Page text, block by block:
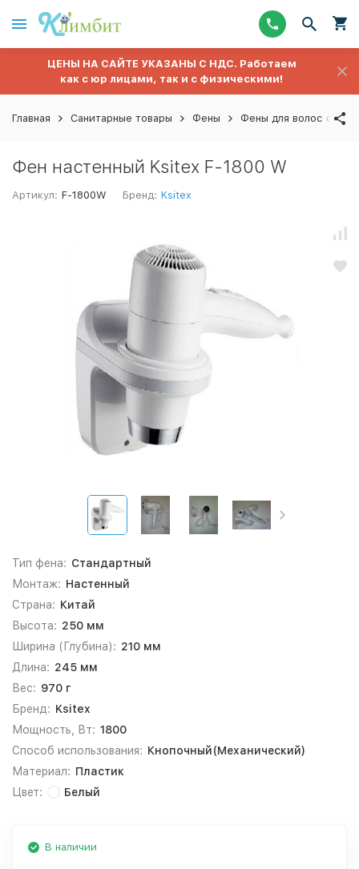
ЦЕНЫ НА САЙТЕ УКАЗАНЫ С НДС. Работаем
как с юр лицами, так и с физическими!
Главная Санитарные товары Фены Фены для волос
Фен настенный Ksitex F-1800 W
Артикул: F-1800W Бренд: Ksitex
Тип фена: Стандартный
Монтаж: Настенный
Страна: Китай
Высота: 250 мм
Ширина (Глубина): 210 мм
Длина: 245 мм
Вес: 970 г
Бренд: Ksitex
Мощность, Вт: 1800
Способ использования: Кнопочный(Механический)
Материал: Пластик
Цвет:
Белый
В наличии